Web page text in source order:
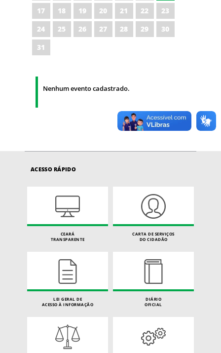
17
18 19 20 21 22
23
24
25 26 27 28 29
30
31
Nenhum evento cadastrado.
ACESSO RÁPIDO
CEARÁ
TRANSPARENTE
CARTA DE SERVIÇOS
DO CIDADÃO
LEI GERAL DE
ACESSO À INFORMAÇÃO
DIÁRIO
OFICIAL